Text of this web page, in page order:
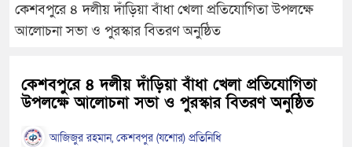
কেশবপুরে ৪ দলীয় দাঁড়িয়া বাঁধা খেলা প্রতিযোগিতা উপলক্ষে
আলোচনা সভা ও পুরস্কার বিতরণ অনুষ্ঠিত
কেশবপুরে ৪ দলীয় দাঁড়িয়া বাঁধা খেলা প্রতিযোগিতা
উপলক্ষে আলোচনা সভা ও পুরস্কার বিতরণ অনুষ্ঠিত
আজিজুর রহমান, কেশবপুর (যশোর) প্রতিনিধি